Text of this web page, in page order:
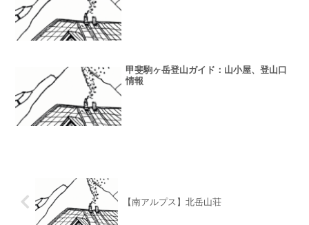
甲斐駒ヶ岳登山ガイド：山小屋、登山口
情報
【南アルプス】北岳山荘